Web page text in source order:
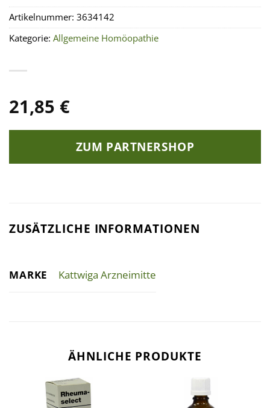
21,85 €
ZUM PARTNERSHOP
Artikelnummer: 3634142
Kategorie: Allgemeine Homöopathie
ZUSÄTZLICHE INFORMATIONEN
MARKE Kattwiga Arzneimitte
ÄHNLICHE PRODUKTE